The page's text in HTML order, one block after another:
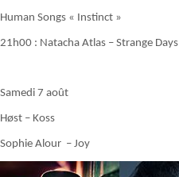
Human Songs « Instinct »
21h00 : Natacha Atlas – Strange Days
Samedi 7 août
Høst – Koss
Sophie Alour – Joy